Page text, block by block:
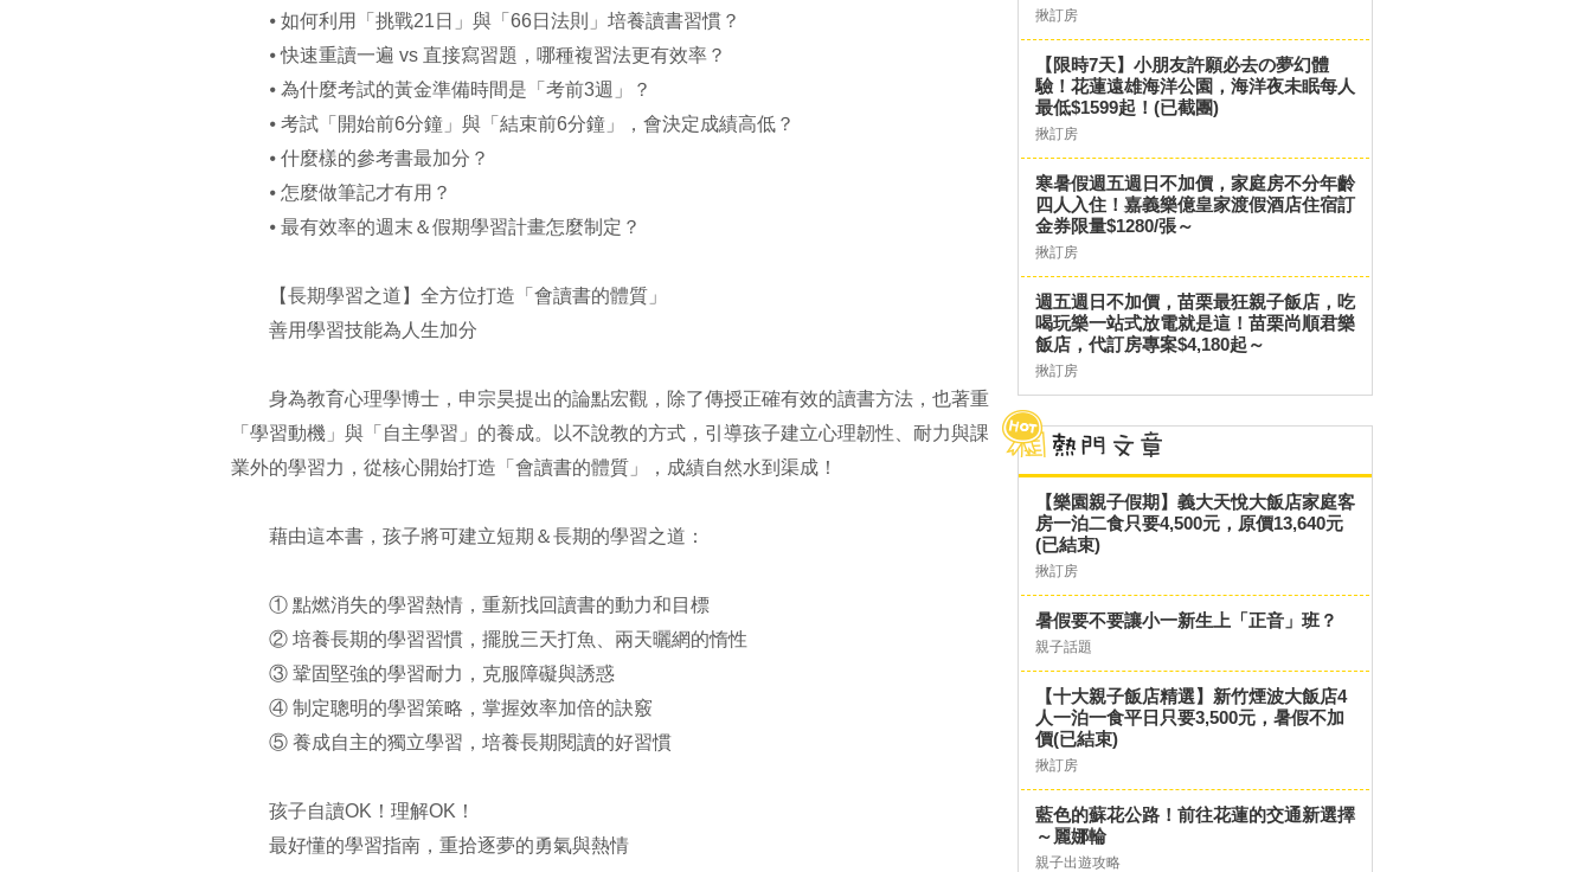
⦁ 如何利用「挑戰21日」與「66日法則」培養讀書習慣？
⦁ 快速重讀一遍 vs 直接寫習題，哪種複習法更有效率？
⦁ 為什麼考試的黃金準備時間是「考前3週」？
⦁ 考試「開始前6分鐘」與「結束前6分鐘」，會決定成績高低？
⦁ 什麼樣的參考書最加分？
⦁ 怎麼做筆記才有用？
⦁ 最有效率的週末＆假期學習計畫怎麼制定？
【長期學習之道】全方位打造「會讀書的體質」
善用學習技能為人生加分
身為教育心理學博士，申宗昊提出的論點宏觀，除了傳授正確有效的讀書方法，也著重
「學習動機」與「自主學習」的養成。以不說教的方式，引導孩子建立心理韌性、耐力與課
業外的學習力，從核心開始打造「會讀書的體質」，成績自然水到渠成！
藉由這本書，孩子將可建立短期＆長期的學習之道：
① 點燃消失的學習熱情，重新找回讀書的動力和目標
② 培養長期的學習習慣，擺脫三天打魚、兩天曬網的惰性
③ 鞏固堅強的學習耐力，克服障礙與誘惑
④ 制定聰明的學習策略，掌握效率加倍的訣竅
⑤ 養成自主的獨立學習，培養長期閱讀的好習慣
孩子自讀OK！理解OK！
最好懂的學習指南，重拾逐夢的勇氣與熱情
揪訂房
【限時7天】小朋友許願必去の夢幻體
驗！花蓮遠雄海洋公園，海洋夜未眠每人
最低$1599起！(已截團)
揪訂房
寒暑假週五週日不加價，家庭房不分年齡
四人入住！嘉義樂億皇家渡假酒店住宿訂
金券限量$1280/張～
揪訂房
週五週日不加價，苗栗最狂親子飯店，吃
喝玩樂一站式放電就是這！苗栗尚順君樂
飯店，代訂房專案$4,180起～
揪訂房
【樂園親子假期】義大天悅大飯店家庭客
房一泊二食只要4,500元，原價13,640元
(已結束)
揪訂房
暑假要不要讓小一新生上「正音」班？
親子話題
【十大親子飯店精選】新竹煙波大飯店4
人一泊一食平日只要3,500元，暑假不加
價(已結束)
揪訂房
藍色的蘇花公路！前往花蓮的交通新選擇
～麗娜輪
親子出遊攻略